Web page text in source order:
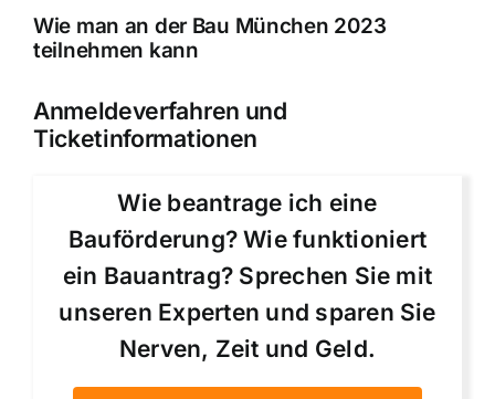
Wie man an der Bau München 2023
teilnehmen kann
Anmeldeverfahren und
Ticketinformationen
Wie beantrage ich eine
Bauförderung? Wie funktioniert
ein Bauantrag? Sprechen Sie mit
unseren Experten und sparen Sie
Nerven, Zeit und Geld.